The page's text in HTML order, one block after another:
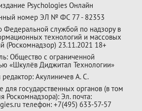
Psychologies Онлайн
номер ЭЛ № ФС 77 - 82353
Федеральной службой по надзору в
технологий и массовых
(Роскомнадзор) 23.11.2021 18+
Общество с ограниченной
«Шкулёв Диджитал Технологии»
редактор: Акулиничев А. С.
для государственных органов (в том
Роскомнадзора): Эл. почта:
телефон: +7(495) 633-57-57